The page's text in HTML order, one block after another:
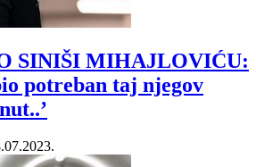
SINIŠI MIHAJLOVIĆU:
potreban taj njegov